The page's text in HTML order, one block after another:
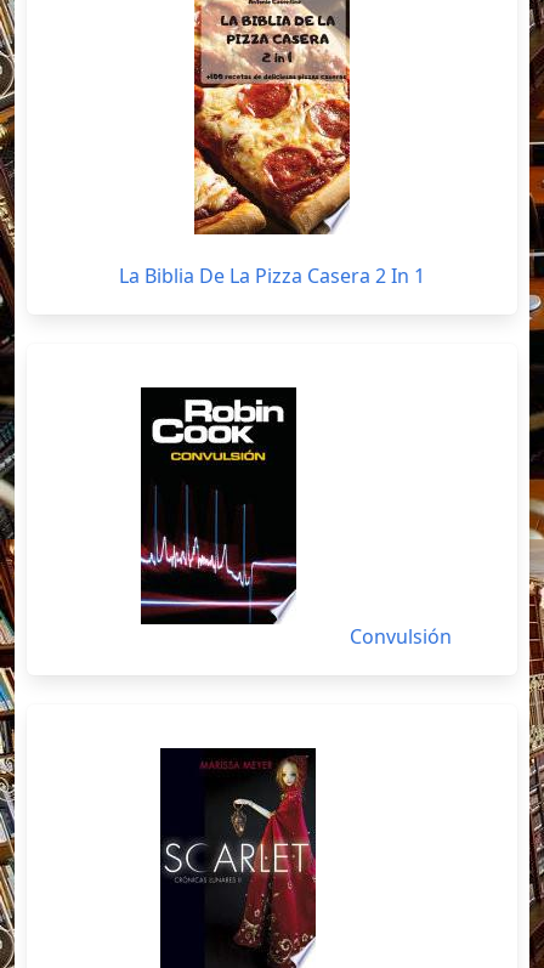
La Biblia De La Pizza Casera 2 In 1
Convulsión